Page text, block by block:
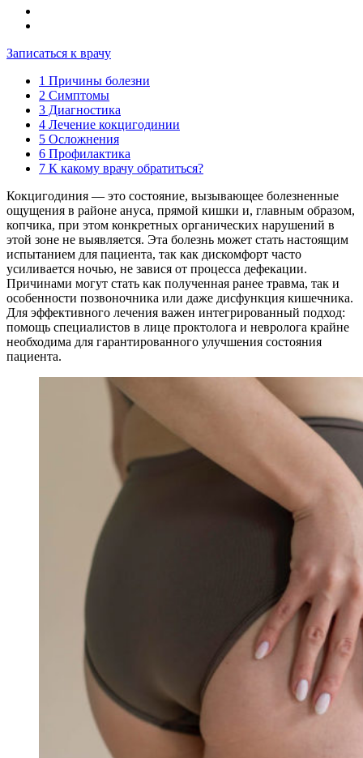
Записаться к врачу
1 Причины болезни
2 Симптомы
3 Диагностика
4 Лечение кокцигодинии
5 Осложнения
6 Профилактика
7 К какому врачу обратиться?
Кокцигодиния — это состояние, вызывающее болезненные
ощущения в районе ануса, прямой кишки и, главным образом,
копчика, при этом конкретных органических нарушений в
этой зоне не выявляется. Эта болезнь может стать настоящим
испытанием для пациента, так как дискомфорт часто
усиливается ночью, не завися от процесса дефекации.
Причинами могут стать как полученная ранее травма, так и
особенности позвоночника или даже дисфункция кишечника.
Для эффективного лечения важен интегрированный подход:
помощь специалистов в лице проктолога и невролога крайне
необходима для гарантированного улучшения состояния
пациента.